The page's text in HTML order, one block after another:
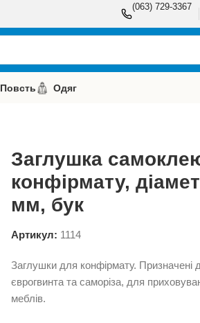
(063) 729-3367
Повсть Одяг
Заглушка
конфірмату,
мм, бук
Артикул: 1114
Заглушки для конфірмату.
єврогвинта та саморіза, для
меблів.